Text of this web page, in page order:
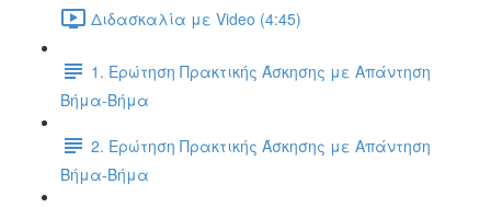
Διδασκαλία με Video (4:45)
1. Ερώτηση Πρακτικής Άσκησης με Απάντηση
Βήμα-Βήμα
2. Ερώτηση Πρακτικής Άσκησης με Απάντηση
Βήμα-Βήμα